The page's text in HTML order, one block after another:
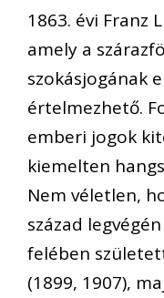
1863. évi Franz
amely a
szokásjogának
értelmezhető.
emberi jogok
kiemelten
Nem véletlen,
század
felében
(1899, 1907),